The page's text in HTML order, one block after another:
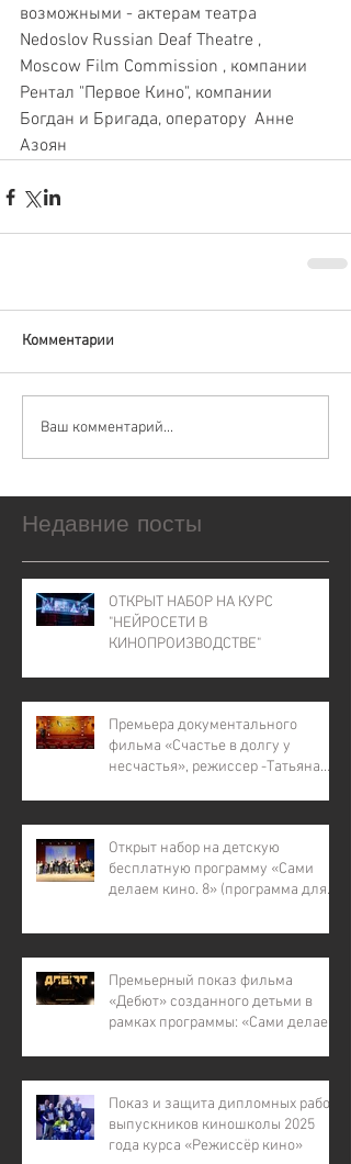
возможными - актерам театра
Nedoslov Russian Deaf Theatre ,
Moscow Film Commission , компании
Рентал "Первое Кино", компании
Богдан и Бригада, оператору  Анне
Азоян
Комментарии
Ваш комментарий...
Недавние посты
ОТКРЫТ НАБОР НА КУРС
"НЕЙРОСЕТИ В
КИНОПРОИЗВОДСТВЕ"
Премьера документального
фильма «Счастье в долгу у
несчастья», режиссер -Татьяна
Открыт набор на детскую
бесплатную программу «Сами
делаем кино. 8» (программа для
детей из малообеспеченных и
участников СВО).
Премьерный показ фильма
«Дебют» созданного детьми в
рамках программы: «Сами делаем
Показ и защита дипломных работ
выпускников киношколы 2025
года курса «Режиссёр кино»